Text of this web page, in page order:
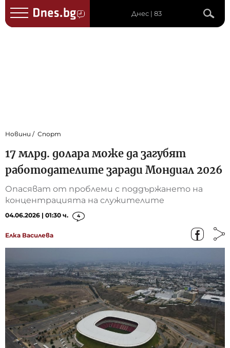
Днес | 83
Новини Спорт
17 млрд. долара може да загубят
работодателите заради Мондиал 2026
Опасяват от проблеми с поддържането на
концентрацията на служителите
04.06.2026 | 01:30 ч. 4
Елка Василева